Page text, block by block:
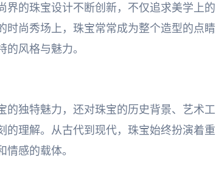
的珠宝设计不断创新，不仅追求美学上的
时尚秀场上，珠宝常常成为整个造型的点睛
风格与魅力。
独特魅力，还对珠宝的历史背景、艺术工
的理解。从古代到现代，珠宝始终扮演着重
感的载体。